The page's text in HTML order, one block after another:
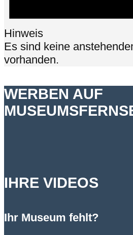
Hinweis
Es sind keine
vorhanden.
WERBEN AUF
IHRE VIDEOS
Ihr Museum fehlt?